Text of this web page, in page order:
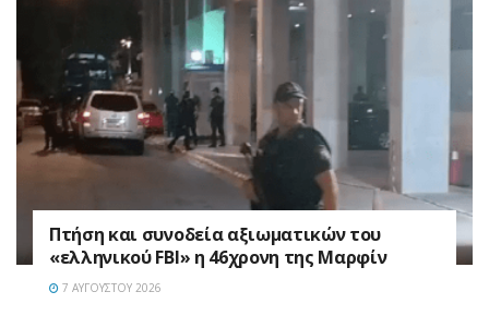
Πτήση και συνοδεία αξιωματικών του
«ελληνικού FBI» η 46χρονη της Μαρφίν
7 ΑΥΓΟΎΣΤΟΥ 2026